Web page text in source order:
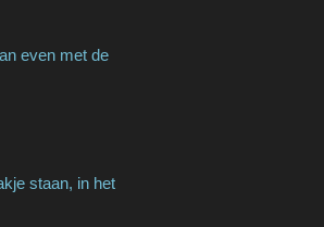
even met de
staan, in het